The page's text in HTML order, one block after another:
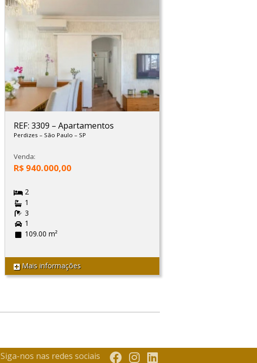
REF: 3309 –Apartamentos
Perdizes– São Paulo– SP
Venda:
R$ 940.000,00
2
1
3
1
109.00 m²
Mais informações
Siga-nos nas redes sociais